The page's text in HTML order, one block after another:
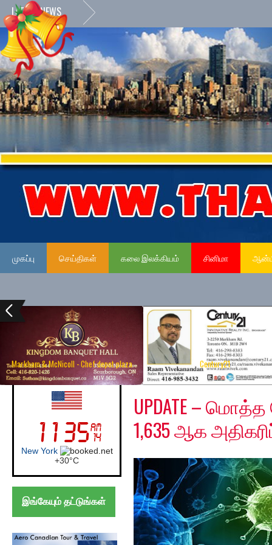
LATEST NEWS
முகப்பு செய்திகள் கலை இலக்கியம் சினிமா
Markham & McNicoll - Chef depot plaza Century21
UK (London)
London
+31°C
இங்கேயும் தட்டுங்கள்
Tuesday, June 2, 2020
UPDATE –
1,635 ஆக